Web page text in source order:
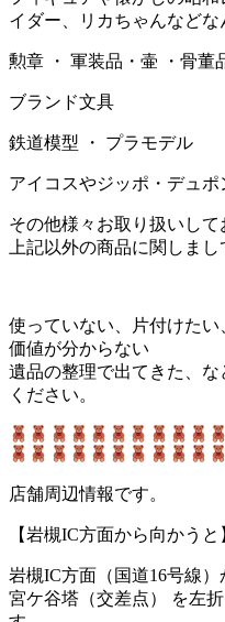
イダー、リカちゃんなどな
勲章 ・ 軍装品・壷 ・骨董
ブランド文具
鉄道模型 ・ プラモデル
アイコスやジッポ・デュ
その他様々お取り扱いして
上記以外の商品に関しま
使っていない、片付けた
価値が分からない
遺品の整理で出てきた、
ください。
店舗周辺情報です。
【岩槻IC方面から向かうと
岩槻IC方面（国道16号線）
宮ケ谷塔（交差点）
を左折